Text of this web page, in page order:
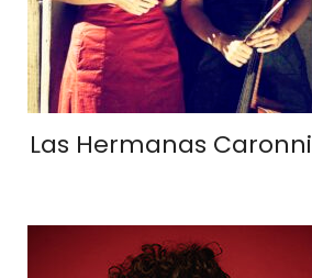
Las Hermanas Caronni